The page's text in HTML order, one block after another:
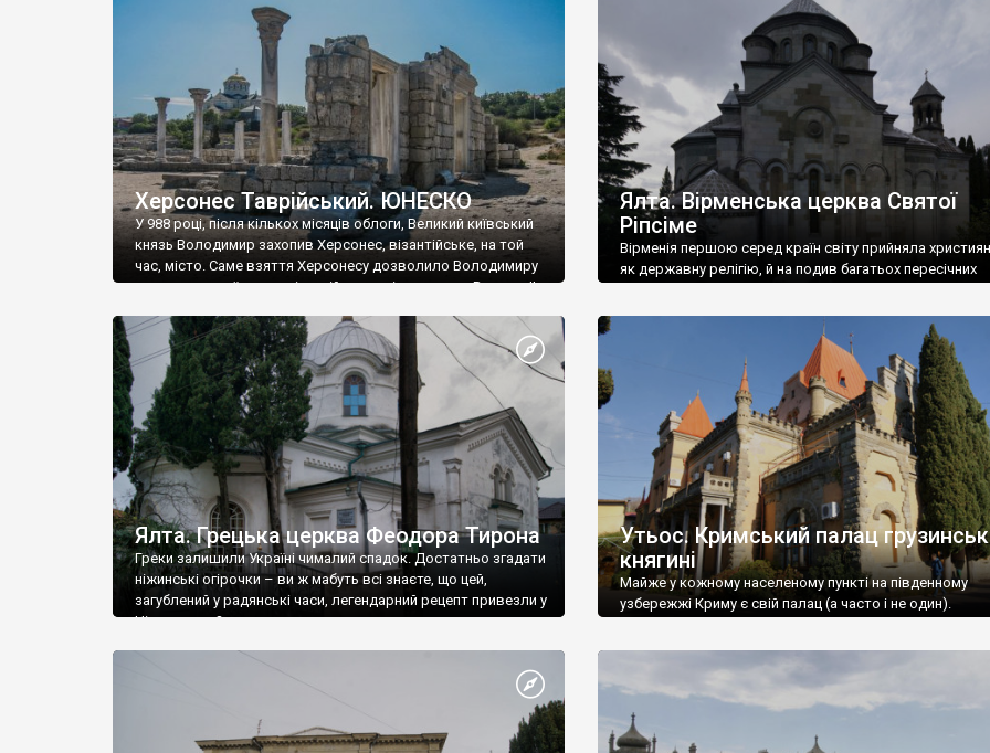
візантійської доби. Раритети викрадені з фондів об’єкту
культурної спадщини ЮНЕСКО «Херсонеса Таврійського».
Офіційно – на виставку «Золото Візантії», але експерти та
влада в Україні вважають це лише […]
називаються «повстяками» (postaki)…” “Вино. Крим
виробляє відмінне вино і його вдосталь: воно все
легке біле і дуже […]
Херсонес Таврійський. ЮНЕСКО
У 988 році, після кількох місяців облоги, Великий київський
князь Володимир захопив Херсонес, візантійське, на той
час, місто. Саме взяття Херсонесу дозволило Володимиру
диктувати свої умови візантійському імператору Василю ІІ,
Херсонесі Володимир-язичник, став Василем-
християнином. А потім було Хрещення Русі. На честь
Херсонесу Таврійського названо місто […]
Ялта. Вірменська церква Святої
Ріпсіме
Вірменія першою серед країн світу прийняла
як державну релігію, й на подив багатьох пересічних
Ялта. Грецька церква Феодора Тирона
Греки залишили Україні чималий спадок. Достатньо згадати
ніжинські огірочки – ви ж мабуть всі знаєте, що цей,
загублений у радянські часи, легендарний рецепт привезли у
Ніжин греки?
Утьос. Кримський палац
княгині
Майже у кожному населеному пункті на південному
узбережжі Криму є свій палац (а часто і не один).